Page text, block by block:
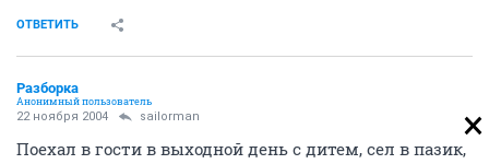
ОТВЕТИТЬ
Разборка
Анонимный пользователь
22 ноября 2004 sailorman
Поехал в гости в выходной день с дитем, сел в пазик,